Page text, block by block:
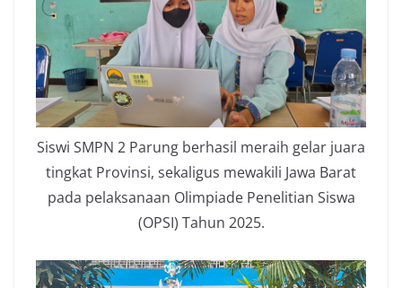
Siswi SMPN 2 Parung berhasil meraih gelar juara
tingkat Provinsi, sekaligus mewakili Jawa Barat
pada pelaksanaan Olimpiade Penelitian Siswa
(OPSI) Tahun 2025.